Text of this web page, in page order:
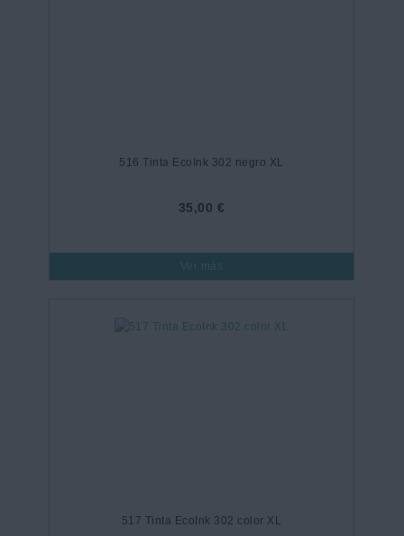
516 Tinta EcoInk 302 negro XL
35,00 €
Ver más
517 Tinta EcoInk 302 color XL